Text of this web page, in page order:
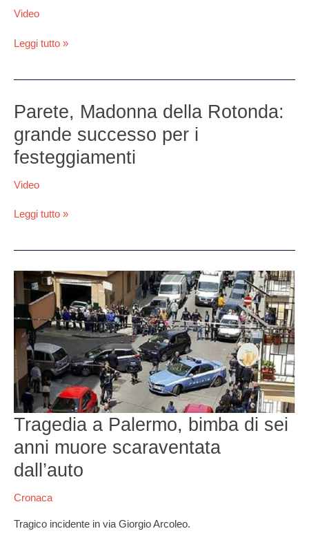
Video
un
devoto
Leggi tutto »
Parete, Madonna della Rotonda:
grande successo per i
festeggiamenti
Video
Parete,
Madonna
della
Rotonda:
grande
successo
i
festeggiamenti
Leggi tutto »
Tragedia a Palermo, bimba di sei
anni muore scaraventata
dall’auto
Cronaca
Tragico incidente in via Giorgio Arcoleo.
Tragedia
Palermo,
bimba
di
sei
anni
muore
scaraventata
dall’auto